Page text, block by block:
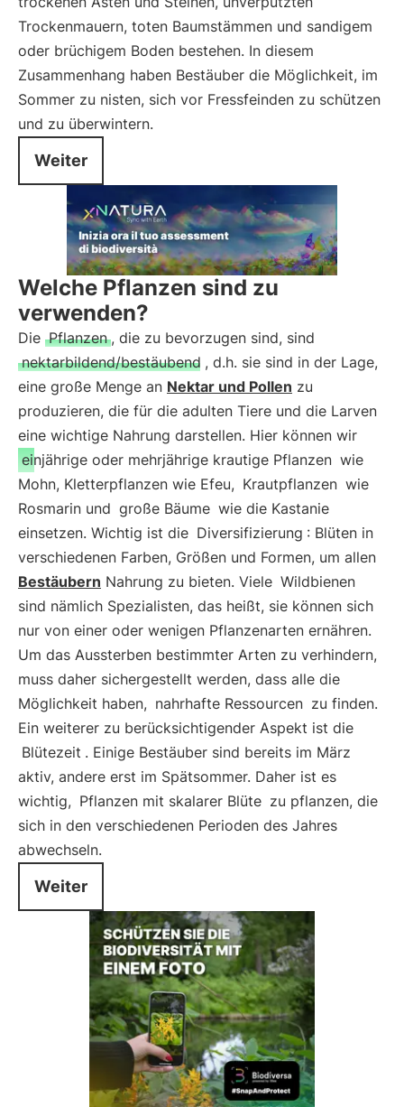
Trockenmauern, toten Baumstämmen und sandigem
oder brüchigem Boden bestehen. In diesem
Zusammenhang haben Bestäuber die Möglichkeit, im
Sommer zu nisten, sich vor Fressfeinden zu schützen
und zu überwintern.
Weiter
Welche Pflanzen sind zu
verwenden?
Die Pflanzen , die zu bevorzugen sind, sind
nektarbildend/bestäubend , d.h. sie sind in der Lage,
eine große Menge an Nektar und Pollen zu
produzieren, die für die adulten Tiere und die Larven
eine wichtige Nahrung darstellen. Hier können wir
einjährige oder mehrjährige krautige Pflanzen wie
Mohn, Kletterpflanzen wie Efeu, Krautpflanzen wie
Rosmarin und große Bäume wie die Kastanie
einsetzen. Wichtig ist die Diversifizierung : Blüten in
verschiedenen Farben, Größen und Formen, um allen
Bestäubern Nahrung zu bieten. Viele Wildbienen
sind nämlich Spezialisten, das heißt, sie können sich
nur von einer oder wenigen Pflanzenarten ernähren.
Um das Aussterben bestimmter Arten zu verhindern,
muss daher sichergestellt werden, dass alle die
Möglichkeit haben, nahrhafte Ressourcen zu finden.
Ein weiterer zu berücksichtigender Aspekt ist die
Blütezeit . Einige Bestäuber sind bereits im März
aktiv, andere erst im Spätsommer. Daher ist es
wichtig, Pflanzen mit skalarer Blüte zu pflanzen, die
sich in den verschiedenen Perioden des Jahres
abwechseln.
Weiter